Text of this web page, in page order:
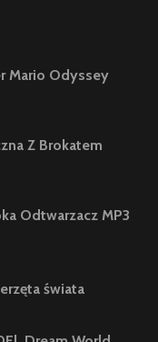
Mario Odyssey
Z Brokatem
Odtwarzacz MP3
świata